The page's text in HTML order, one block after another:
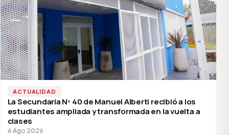
ACTUALIDAD
La Secundaria Nº 40 de Manuel Alberti recibió a los
estudiantes ampliada y transformada en la vuelta a
clases
6 Ago 2026